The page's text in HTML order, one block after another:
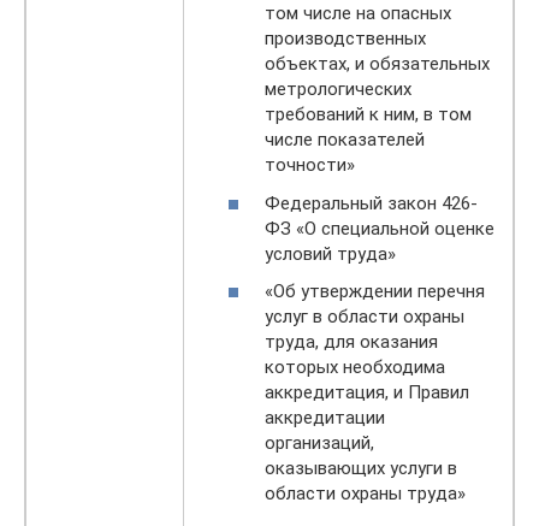
том числе на опасных
производственных
объектах, и обязательных
метрологических
требований к ним, в том
числе показателей
точности»
Федеральный закон 426-
ФЗ «О специальной оценке
условий труда»
«Об утверждении перечня
услуг в области охраны
труда, для оказания
которых необходима
аккредитация, и Правил
аккредитации
организаций,
оказывающих услуги в
области охраны труда»